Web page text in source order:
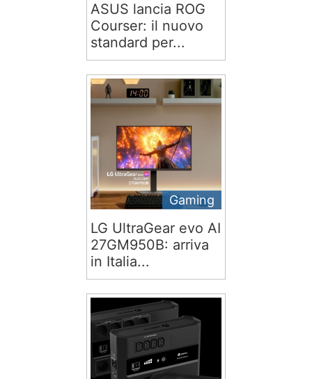
ASUS lancia ROG
Courser: il nuovo
standard per...
Gaming
LG UltraGear evo AI
27GM950B: arriva
in Italia...